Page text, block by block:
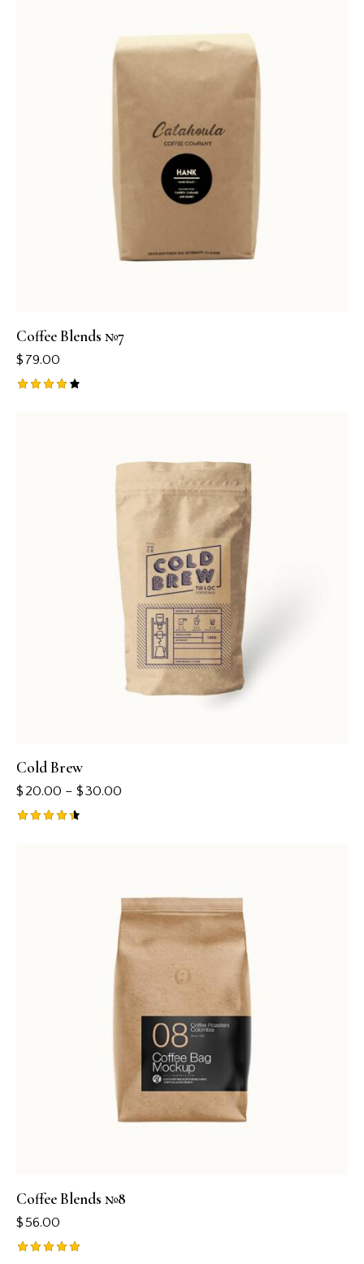
Coffee Blends №7
$ 79.00
Cold Brew
$ 20.00 – $30.00
Coffee Blends №8
$56.00